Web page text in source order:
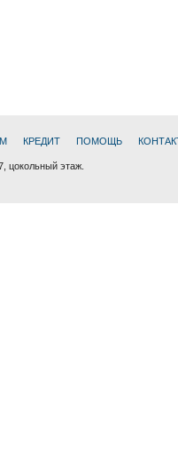
КРЕДИТ ПОМОЩЬ
цокольный этаж.